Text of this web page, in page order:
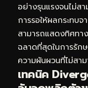
อย่างรุนแรงจนไม่ส
การรอให้ผลกระทบ
สามารถแสดงทิศทา
ฉลาดที่สุดในการรั
ความผันผวนที่ไม่สา
เทคนิค